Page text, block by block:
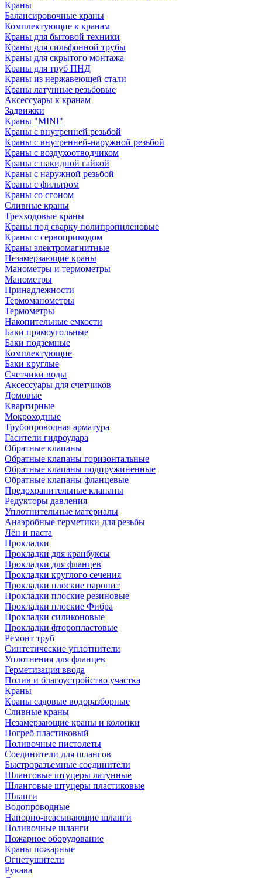
Краны
Балансировочные краны
Комплектующие к кранам
Краны для бытовой техники
Краны для сильфонной трубы
Краны для скрытого монтажа
Краны для труб ПНД
Краны из нержавеющей стали
Краны латунные резьбовые
Аксессуары к кранам
Задвижки
Краны "MINI"
Краны с внутренней резьбой
Краны с внутренней-наружной резьбой
Краны с воздухоотводчиком
Краны с накидной гайкой
Краны с наружной резьбой
Краны с фильтром
Краны со сгоном
Сливные краны
Трехходовые краны
Краны под сварку полипропиленовые
Краны с сервоприводом
Краны электромагнитные
Незамерзающие краны
Манометры и термометры
Манометры
Принадлежности
Термоманометры
Термометры
Накопительные емкости
Баки прямоугольные
Баки подземные
Комплектующие
Баки круглые
Счетчики воды
Аксессуары для счетчиков
Домовые
Квартирные
Мокроходные
Трубопроводная арматура
Гасители гидроудара
Обратные клапаны
Обратные клапаны горизонтальные
Обратные клапаны подпружиненные
Обратные клапаны фланцевые
Предохранительные клапаны
Редукторы давления
Уплотнительные материалы
Анаэробные герметики для резьбы
Лён и паста
Прокладки
Прокладки для кранбуксы
Прокладки для фланцев
Прокладки круглого сечения
Прокладки плоские паронит
Прокладки плоские резиновые
Прокладки плоские Фибра
Прокладки силиконовые
Прокладки фторопластовые
Ремонт труб
Синтетические уплотнители
Уплотнения для фланцев
Герметизация ввода
Полив и благоустройство участка
Краны
Краны садовые водоразборные
Сливные краны
Незамерзающие краны и колонки
Погреб пластиковый
Поливочные пистолеты
Соединители для шлангов
Быстроразъемные соединители
Шланговые штуцеры латунные
Шланговые штуцеры пластиковые
Шланги
Водопроводные
Напорно-всасывающие шланги
Поливочные шланги
Пожарное оборудование
Краны пожарные
Огнетушители
Рукава